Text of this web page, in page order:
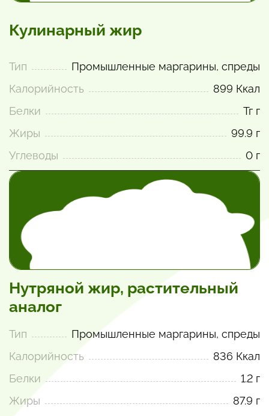
Кулинарный жир
Тип
Промышленные маргарины, спреды
Калорийность
899 Ккал
Белки
Тг г
Жиры
99.9 г
Углеводы
0 г
Нутряной жир, растительный
аналог
Тип
Промышленные маргарины, спреды
Калорийность
836 Ккал
Белки
1.2 г
Жиры
87.9 г